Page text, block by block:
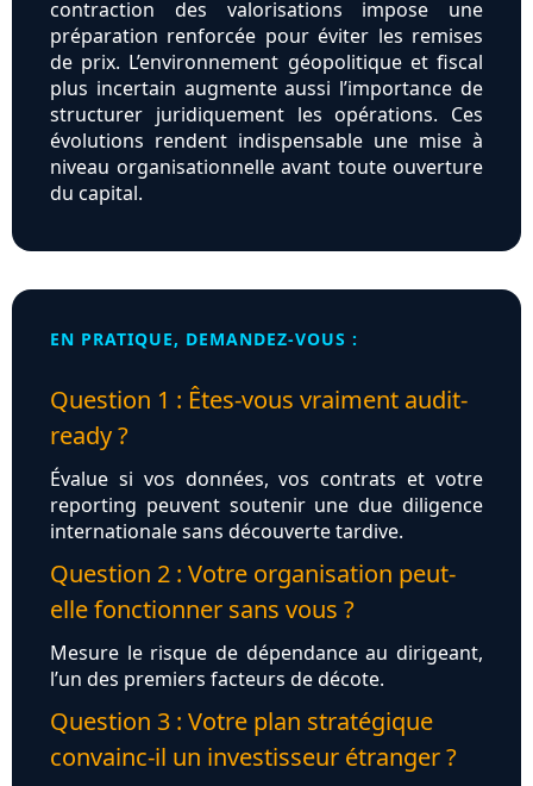
contraction des valorisations impose une
préparation renforcée pour éviter les remises
de prix. L’environnement géopolitique et fiscal
plus incertain augmente aussi l’importance de
structurer juridiquement les opérations. Ces
évolutions rendent indispensable une mise à
niveau organisationnelle avant toute ouverture
du capital.
EN PRATIQUE, DEMANDEZ-VOUS :
Question 1 : Êtes-vous vraiment audit-
ready ?
Évalue si vos données, vos contrats et votre
reporting peuvent soutenir une due diligence
internationale sans découverte tardive.
Question 2 : Votre organisation peut-
elle fonctionner sans vous ?
Mesure le risque de dépendance au dirigeant,
l’un des premiers facteurs de décote.
Question 3 : Votre plan stratégique
convainc-il un investisseur étranger ?